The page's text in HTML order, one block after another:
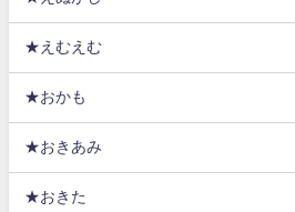
★えむえむ
★おかも
★おきあみ
★おきた